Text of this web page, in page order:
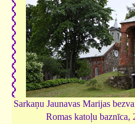
Sarkaņu Jaunavas Marijas
Romas katoļu baznīca,